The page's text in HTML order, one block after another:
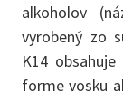
alkoholov
vyrobený zo
K14
forme vosku